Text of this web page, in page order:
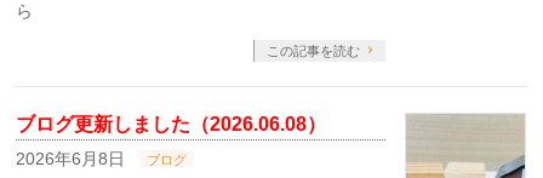
ら
この記事を読む
ブログ更新しました（2026.06.08）
2026年6月8日 ブログ